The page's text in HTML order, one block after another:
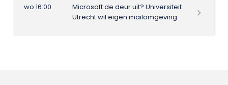
wo 16:00
Microsoft de deur uit? Universiteit
Utrecht wil eigen mailomgeving